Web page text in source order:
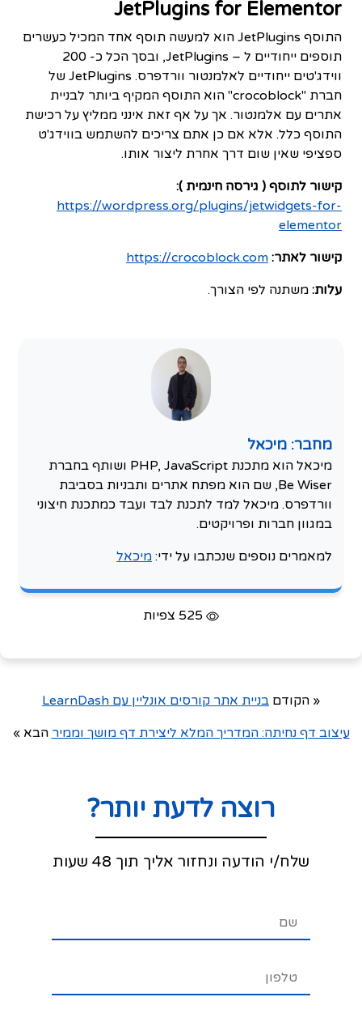
JetPlugins for Elementor
התוסף JetPlugins הוא למעשה תוסף אחד המכיל כעשרים
תוספים ייחודיים ל – JetPlugins, ובסך הכל כ- 200
ווידג'טים ייחודיים לאלמנטור וורדפרס. JetPlugins של
חברת "crocoblock" הוא התוסף המקיף ביותר לבניית
אתרים עם אלמנטור. אך על אף זאת אינני ממליץ על רכישת
התוסף כלל. אלא אם כן אתם צריכים להשתמש בווידג'ט
ספציפי שאין שום דרך אחרת ליצור אותו.
קישור לתוסף ( גירסה חינמית ):
https://wordpress.org/plugins/jetwidgets-for-
elementor
קישור לאתר: https://crocoblock.com
עלות: משתנה לפי הצורך.
מחבר: מיכאל
מיכאל הוא מתכנת PHP, JavaScript ושותף בחברת
Be Wiser, שם הוא מפתח אתרים ותבניות בסביבת
וורדפרס. מיכאל למד לתכנת לבד ועבד כמתכנת חיצוני
במגוון חברות ופרויקטים.
למאמרים נוספים שנכתבו על ידי: מיכאל
« הקודם בניית אתר קורסים אונליין עם LearnDash
עיצוב דף נחיתה: המדריך המלא ליצירת דף מושך וממיר הבא »
רוצה לדעת יותר?
שלח/י הודעה ונחזור אליך תוך 48 שעות